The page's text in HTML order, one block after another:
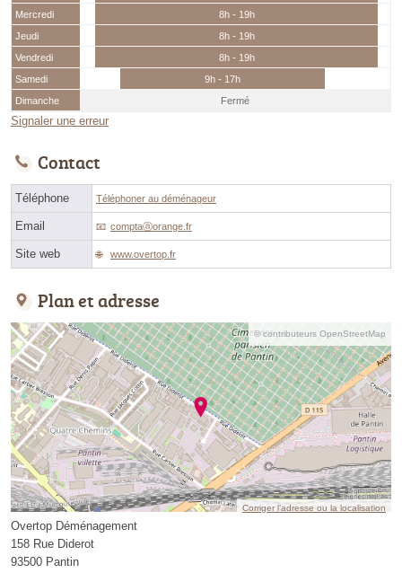
Mercredi
8h - 19h
Jeudi
8h - 19h
Vendredi
8h - 19h
Samedi
9h - 17h
Dimanche
Fermé
Signaler une erreur
Contact
Téléphone Téléphoner au déménageur
Email comptaⓐorange.fr
Site web www.overtop.fr
Plan et adresse
© contributeurs OpenStreetMap
Corriger l’adresse ou la localisation
Overtop Déménagement
158 Rue Diderot
93500 Pantin